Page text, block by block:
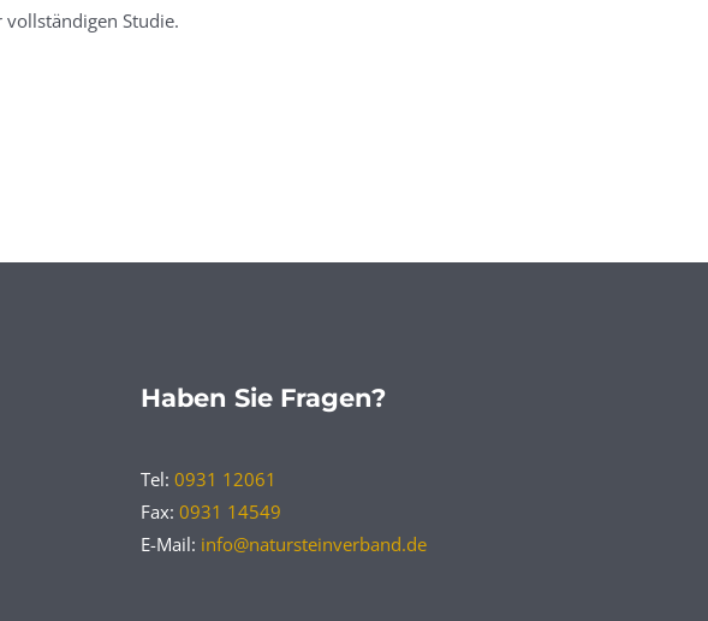
vollständigen Studie.
Haben Sie Fragen?
Tel: 0931 12061
Fax: 0931 14549
E-Mail: info@natursteinverband.de